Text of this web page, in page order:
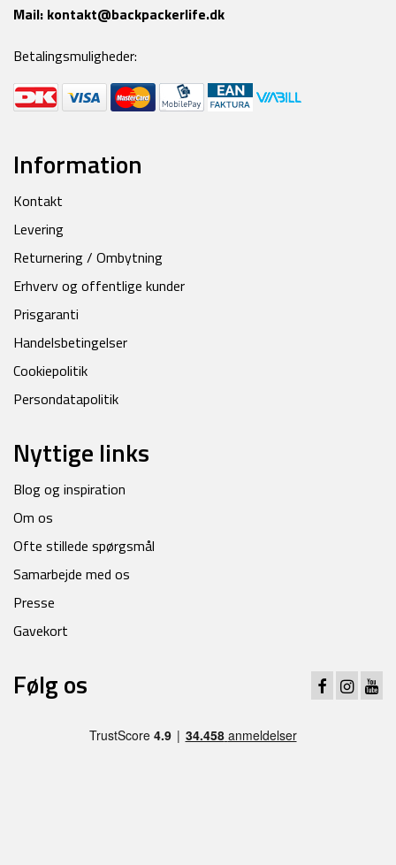
Mail: kontakt@backpackerlife.dk
Betalingsmuligheder:
Information
Kontakt
Levering
Returnering / Ombytning
Erhverv og offentlige kunder
Prisgaranti
Handelsbetingelser
Cookiepolitik
Persondatapolitik
Nyttige links
Blog og inspiration
Om os
Ofte stillede spørgsmål
Samarbejde med os
Presse
Gavekort
Følg os